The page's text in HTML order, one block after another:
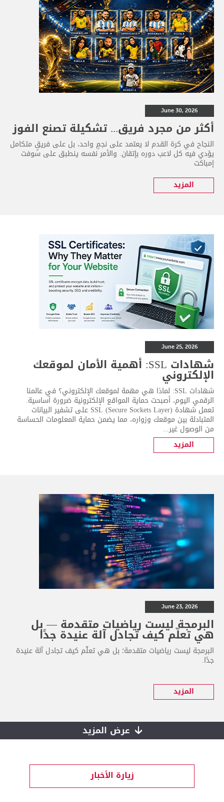
June 30, 2026
أكثر من مجرد فريق... تشكيلة تصنع الفوز
النجاح في كرة القدم لا يعتمد على نجمٍ واحد، بل على فريقٍ متكامل
يؤدي فيه كل لاعب دوره بإتقان. والأمر نفسه ينطبق على سوفت
إمباكت
المزيد
June 25, 2026
شهادات SSL: أهمية الأمان لموقعك
الإلكتروني
شهادات SSL: لماذا هي مهمة لموقعك الإلكتروني؟ في عالمنا
الرقمي اليوم، أصبحت حماية المواقع الإلكترونية ضرورة أساسية.
تعمل شهادة SSL (Secure Sockets Layer) على تشفير البيانات
المتبادلة بين موقعك وزواره، مما يضمن حماية المعلومات الحساسة
من الوصول غير...
المزيد
June 23, 2026
البرمجة ليست رياضيات متقدمة — بل
هي تعلّم كيف تجادل آلة عنيدة جدًا
البرمجة ليست رياضيات متقدمة؛ بل هي تعلّم كيف تجادل آلة عنيدة
جدًا.
المزيد
عرض المزيد
زيارة الأخبار